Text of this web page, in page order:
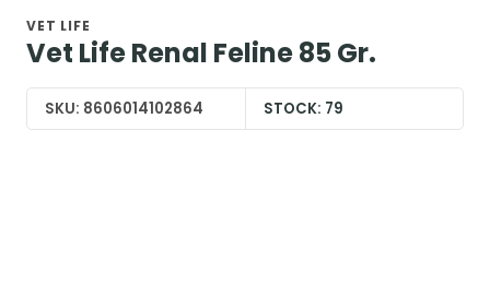
VET LIFE
Vet Life Renal Feline 85 Gr.
SKU: 8606014102864 STOCK: 79